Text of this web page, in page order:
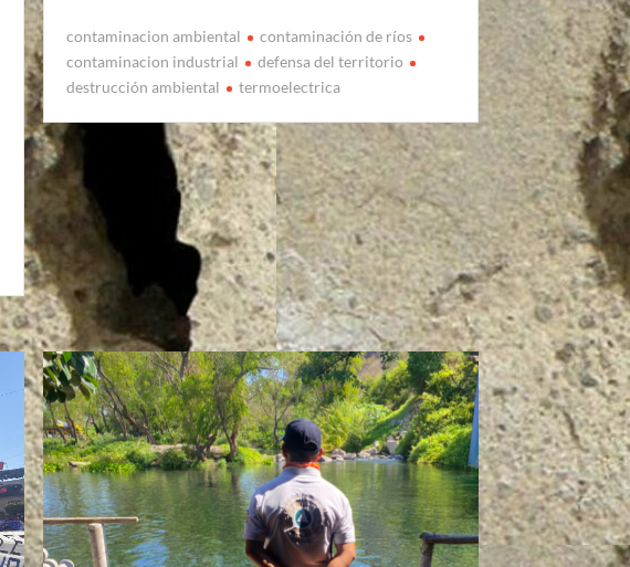
contaminacion ambiental
contaminación de ríos
contaminacion industrial
defensa del territorio
destrucción ambiental
termoelectrica